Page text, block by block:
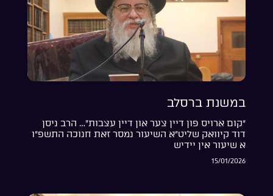
במשנת ברסלב
“קום ארויס פון דיין צער און דיין עצבות”… הרב ניסן
דוד קיוואק שליט”א השיעור נמסר זאת חנוכה התשפ”ו
א שיעור אין יידיש
15/01/2026